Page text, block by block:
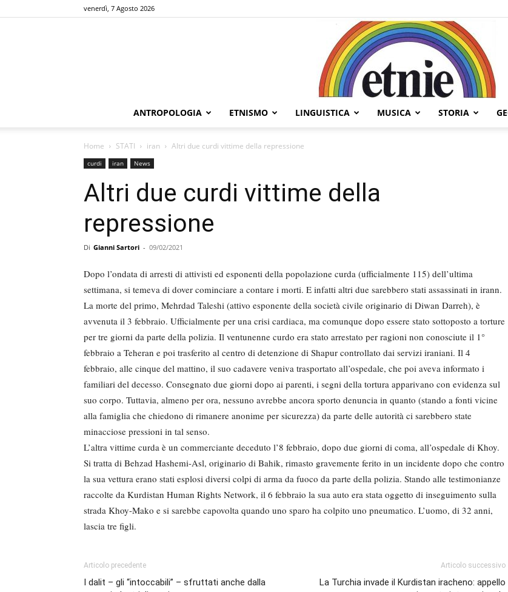
venerdì, 7 Agosto 2026
ANTROPOLOGIA ETNISMO LINGUISTICA MUSICA STORIA
Home STATI iran Altri due curdi vittime della repressione
curdi iran News
Altri due curdi vittime della
repressione
Di Gianni Sartori - 09/02/2021
Dopo l’ondata di arresti di attivisti ed esponenti della popolazione curda (ufficialmente 115) dell’ultima
settimana, si temeva di dover cominciare a contare i morti. E infatti altri due sarebbero stati assassinati in irann.
La morte del primo, Mehrdad Taleshi (attivo esponente della società civile originario di Diwan Darreh), è
avvenuta il 3 febbraio. Ufficialmente per una crisi cardiaca, ma comunque dopo essere stato sottoposto a torture
per tre giorni da parte della polizia. Il ventunenne curdo era stato arrestato per ragioni non conosciute il 1°
febbraio a Teheran e poi trasferito al centro di detenzione di Shapur controllato dai servizi iraniani. Il 4
febbraio, alle cinque del mattino, il suo cadavere veniva trasportato all’ospedale, che poi aveva informato i
familiari del decesso. Consegnato due giorni dopo ai parenti, i segni della tortura apparivano con evidenza sul
suo corpo. Tuttavia, almeno per ora, nessuno avrebbe ancora sporto denuncia in quanto (stando a fonti vicine
alla famiglia che chiedono di rimanere anonime per sicurezza) da parte delle autorità ci sarebbero state
minacciose pressioni in tal senso.
L’altra vittime curda è un commerciante deceduto l’8 febbraio, dopo due giorni di coma, all’ospedale di Khoy.
Si tratta di Behzad Hashemi-Asl, originario di Bahik, rimasto gravemente ferito in un incidente dopo che contro
la sua vettura erano stati esplosi diversi colpi di arma da fuoco da parte della polizia. Stando alle testimonianze
raccolte da Kurdistan Human Rights Network, il 6 febbraio la sua auto era stata oggetto di inseguimento sulla
strada Khoy-Mako e si sarebbe capovolta quando uno sparo ha colpito uno pneumatico. L’uomo, di 32 anni,
lascia tre figli.
Articolo precedente
I dalit – gli “intoccabili” – sfruttati anche dalla
Articolo successivo
La Turchia invade il Kurdistan iracheno: appello